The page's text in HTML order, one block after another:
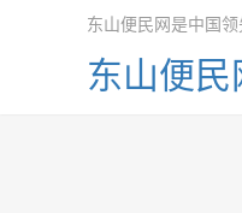
东山便民网是中国
东山便民